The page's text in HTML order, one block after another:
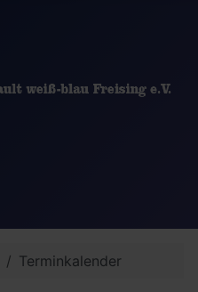
Terminkalender